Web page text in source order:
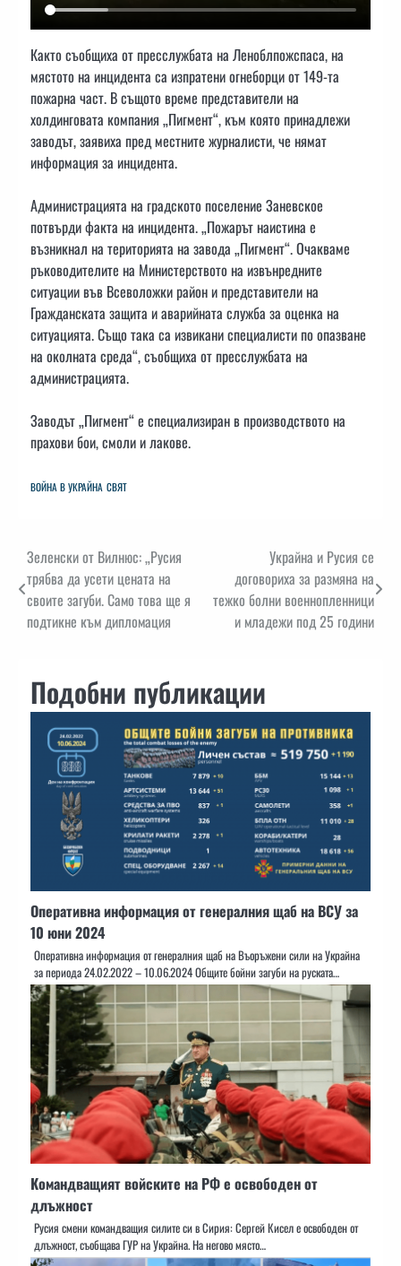
Както съобщиха от пресслужбата на Леноблпожспаса, на
мястото на инцидента са изпратени огнеборци от 149-та
пожарна част. В същото време представители на
холдинговата компания „Пигмент“, към която принадлежи
заводът, заявиха пред местните журналисти, че нямат
информация за инцидента.
Администрацията на градското поселение Заневское
потвърди факта на инцидента. „Пожарът наистина е
възникнал на територията на завода „Пигмент“. Очакваме
ръководителите на Министерството на извънредните
ситуации във Всеволожки район и представители на
Гражданската защита и аварийната служба за оценка на
ситуацията. Също така са извикани специалисти по опазване
на околната среда“, съобщиха от пресслужбата на
администрацията.
Заводът „Пигмент“ е специализиран в производството на
прахови бои, смоли и лакове.
ВОЙНА В УКРАЙНА СВЯТ
Навигация
Зеленски от Вилнюс: „Русия
трябва да усети цената на
своите загуби. Само това ще я
подтикне към дипломация
Украйна и Русия се
договориха за размяна на
тежко болни военнопленници
и младежи под 25 години
Подобни публикации
Оперативна информация от генералния щаб на ВСУ за
10 юни 2024
Оперативна информация от генералния щаб на Въоръжени сили на Украйна
за периода 24.02.2022 – 10.06.2024 Общите бойни загуби на руската…
Командващият войските на РФ е освободен от
длъжност
Русия смени командващия силите си в Сирия: Сергей Кисел е освободен от
длъжност, съобщава ГУР на Украйна. На негово място…